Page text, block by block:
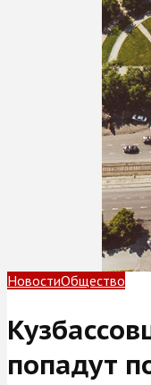
НовостиОбщество
попадут